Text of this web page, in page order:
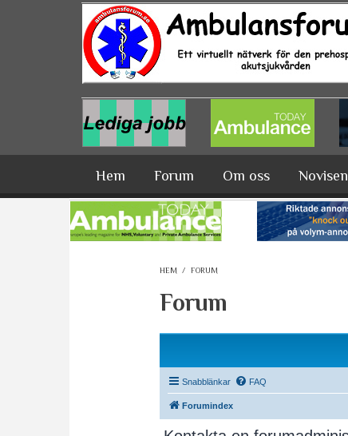
Hoppa till huvudinnehåll
Hem Forum Om oss Novisen
HEM / FORUM
Forum